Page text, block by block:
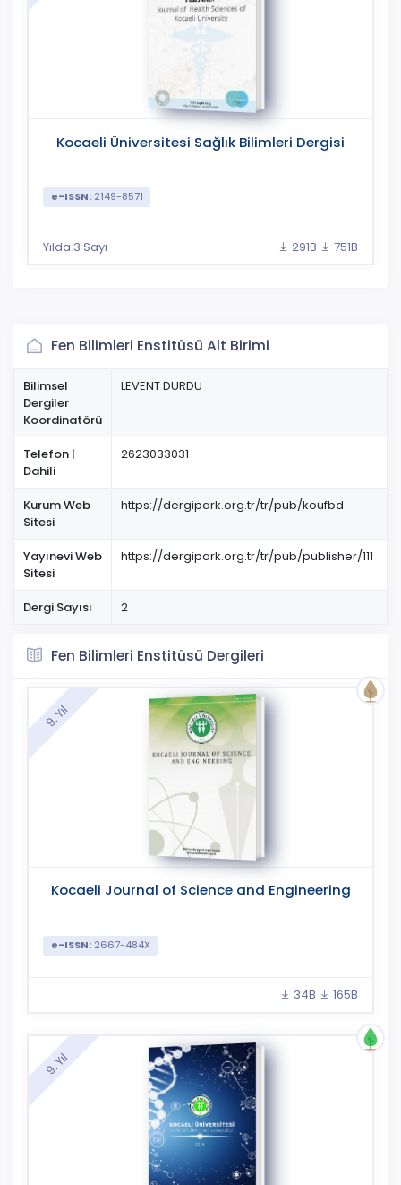
Kocaeli Üniversitesi Sağlık Bilimleri Dergisi
e-ISSN:2149-8571
Yılda 3 Sayı 291B 751B
Fen Bilimleri Enstitüsü Alt Birimi
Bilimsel
Dergiler
Koordinatörü
LEVENT DURDU
Telefon |
Dahili
2623033031
Kurum Web
Sitesi
https://dergipark.org.tr/tr/pub/koufbd
Yayınevi Web
Sitesi
https://dergipark.org.tr/tr/pub/publisher/111
Dergi Sayısı 2
Fen Bilimleri Enstitüsü Dergileri
Kocaeli Journal of Science and Engineering
e-ISSN:2667-484X
34B 165B
9. Yıl
9. Yıl